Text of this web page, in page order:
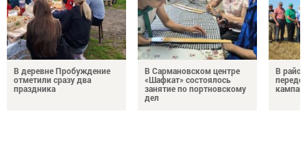
В деревне Пробуждение
отметили сразу два
праздника
В Сармановском центре
«Шафкат» состоялось
занятие по портновскому
дел
В